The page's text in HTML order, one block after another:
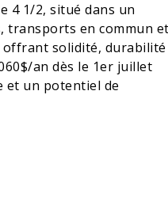
4 1/2, situé dans un
transports en commun et
offrant solidité, durabilité
an dès le 1er juillet
et un potentiel de